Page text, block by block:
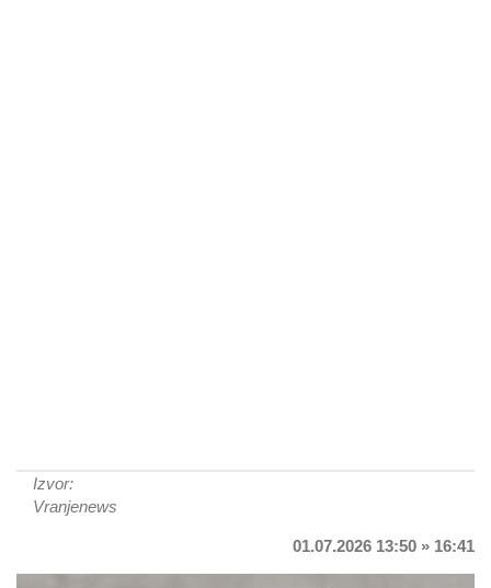
Izvor:
Vranjenews
01.07.2026 13:50 » 16:41